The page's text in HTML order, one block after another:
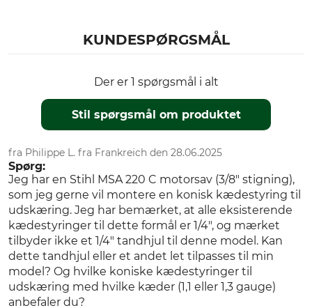
KUNDESPØRGSMÅL
Der er 1 spørgsmål i alt
Stil spørgsmål om produktet
fra Philippe L. fra Frankreich den 28.06.2025
Spørg:
Jeg har en Stihl MSA 220 C motorsav (3/8" stigning),
som jeg gerne vil montere en konisk kædestyring til
udskæring. Jeg har bemærket, at alle eksisterende
kædestyringer til dette formål er 1/4", og mærket
tilbyder ikke et 1/4" tandhjul til denne model. Kan
dette tandhjul eller et andet let tilpasses til min
model? Og hvilke koniske kædestyringer til
udskæring med hvilke kæder (1,1 eller 1,3 gauge)
anbefaler du?